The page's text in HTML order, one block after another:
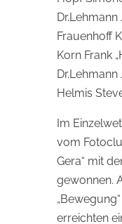
Dr.Lehmann
Frauenhoff
Korn Frank
Dr.Lehmann
Helmis
Im
vom
Gera“ mit
gewonnen.
erreichten